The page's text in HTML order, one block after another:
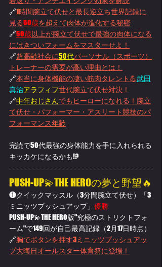
🔗1時間腕立て伏せと最長逆立ち世界記録に
見る50歳を超えて肉体が進化する秘密
🔗50歳以上が腕立て伏せで最強の肉体になる
にはきついフォームをマスターせよ！
🔗超高齢社会に50代パーソナル（スポーツ）
トレーナーの需要が高い理由とは！
🔗本当に身体機能の凄い筋肉タレント💪武田
真治アラフィフ世代腕立て伏せ対決！
🔗中年おじさんでもヒーローになれる！腕立
て伏せ・パフォーマー・アスリート競技のパ
フォーマンス年齢
完読で50代最強の身体能力を手に入れられる
キッカケになるかも!?
PUSH-UP💫THE HEROの夢と野望🔥
❶クイックマッスル（3分間腕立て伏せ）「3
ミニッツプッシュアップ」 優勝
PUSH-UP💫THE HERO版"究極のストリクトフォ
ーム"で149回が自己最高記録（2月17日時点）
🔗胸でボタンを押す3ミニッツプッシュアッ
プ大晦日オールスター体育祭に登場！